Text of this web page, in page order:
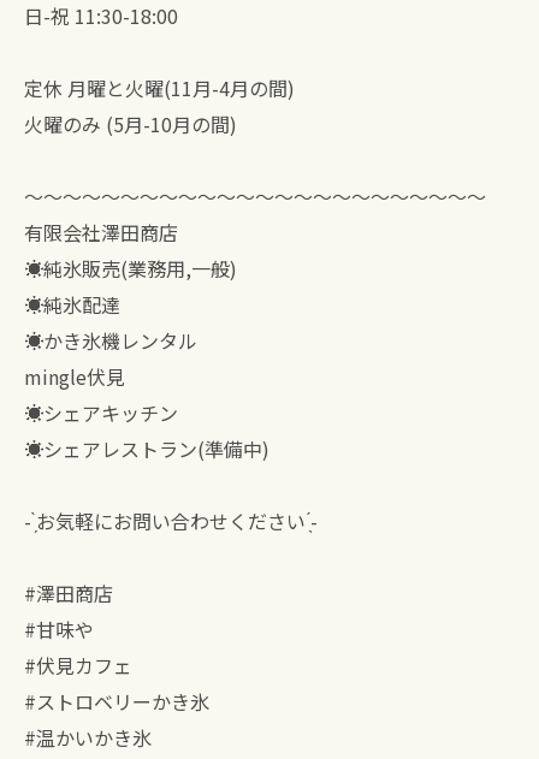
日-祝 11:30-18:00
定休 月曜と火曜(11月-4月の間)
火曜のみ (5月-10月の間)
〜〜〜〜〜〜〜〜〜〜〜〜〜〜〜〜〜〜〜〜〜〜〜〜
有限会社澤田商店
☀︎純氷販売(業務用,一般)
☀︎純氷配達
☀︎かき氷機レンタル
mingle伏見
☀︎シェアキッチン
☀︎シェアレストラン(準備中)
- ̗̀お気軽にお問い合わせください ̖́-
#澤田商店
#甘味や
#伏見カフェ
#ストロベリーかき氷
#温かいかき氷